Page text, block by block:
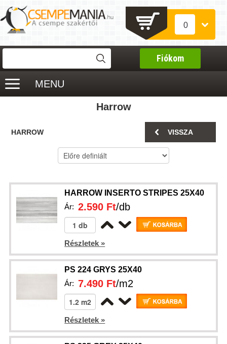
0
Fiókom
MENU
Harrow
HARROW VISSZA
HARROW INSERTO STRIPES 25X40
Ár: 2.590 Ft/db
Részletek »
PS 224 GRYS 25X40
Ár:7.490 Ft/m2
Részletek »